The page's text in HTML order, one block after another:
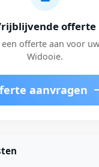
offerte
offerte aan voor
Widooie.
aanvragen